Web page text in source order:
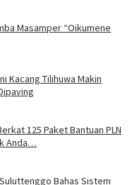
Masamper “Oikumene
Kacang Tilihuwa Makin
125 Paket Bantuan PLN
Anda…
Bahas Sistem